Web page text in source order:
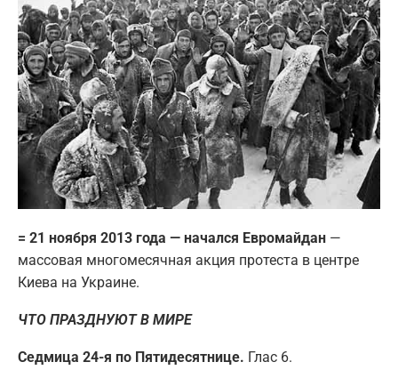
= 21 ноября 2013 года — начался Евромайдан —
массовая многомесячная акция протеста в центре
Киева на Украине.
ЧТО ПРАЗДНУЮТ В МИРЕ
Седмица 24-я по Пятидесятнице. Глас 6.